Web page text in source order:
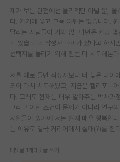
제가 보는 관점에선 올리젝만 아닐 뿐, 올
다. 거기에 옳고 그름 따위는 없습니다.
달리는 사람들이 거의 없고 1년은 커녕
도 있습니다. 작성자 나이가 찼다고 하지
선택지를 늘리기 위해 한번 더 시도해본다
저를 예로 들면 작성자보다 더 늦은 나이
되어 다시 시도해봤고, 지금은 캘리포니
다. 그래도 현재는 매우 알아주는 박사과
그리고 이런 조건이 문제가 아니라 연구
지원들이 있기에 저는 현재 매우 행복합
는 이유로 결국 커리어에서 실패(?)를 한
대댓글 1개 대댓글 쓰기